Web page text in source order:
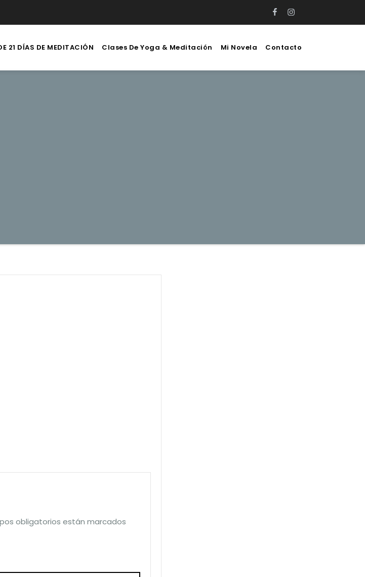
FacebookInstagram
21 DÍAS DE MEDITACIÓN Clases De Yoga & Meditación Mi Novela Contacto
obligatorios están marcados